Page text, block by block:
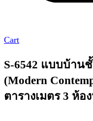
Cart
S-6542 แบบบ้าน
(Modern
ตารางเมตร 3 ห้อ